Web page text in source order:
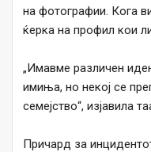
на фотографии. Кога
ќерка на профил кои
„Имавме различен
имиња, но некој се
семејство“, изјавила
Причард за